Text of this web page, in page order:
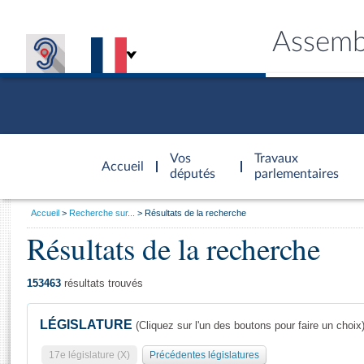
Accueil
d'accueil
Vos
députés
Travaux
parlementaires
Général
Vous
Accueil Recherche sur... Résultats de la recherche
Résultats de la recherche
153463 résultats trouvés
LÉGISLATURE (Cliquez sur l'un des boutons pour faire un choix)
17e législature (X) Précédentes législatures